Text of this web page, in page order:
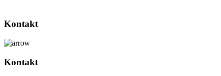
Kontakt
Kontakt